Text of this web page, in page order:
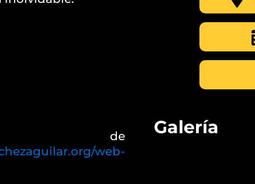
de
web-
Galería